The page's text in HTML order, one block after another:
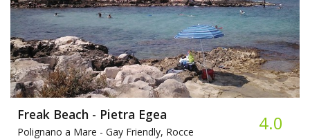
Freak Beach - Pietra Egea
Polignano a Mare - Gay Friendly, Rocce 4.0